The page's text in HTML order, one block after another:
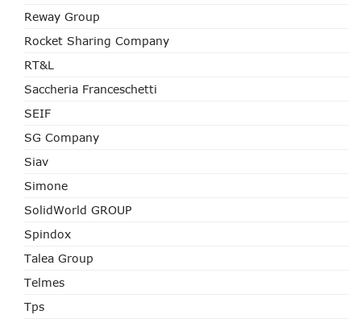
Reway Group
Rocket Sharing Company
RT&L
Saccheria Franceschetti
SEIF
SG Company
Siav
Simone
SolidWorld GROUP
Spindox
Talea Group
Telmes
Tps